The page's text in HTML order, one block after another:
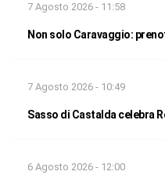
7 Agosto 2026 - 11:58
Non solo Caravaggio:
7 Agosto 2026 - 10:49
Sasso di Castalda celebra
6 Agosto 2026 - 12:00